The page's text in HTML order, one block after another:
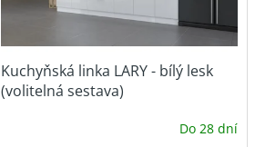
Kuchyňská linka LARY - bílý lesk
(volitelná sestava)
Do 28 dní